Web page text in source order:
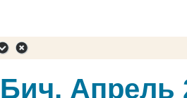
Апрель